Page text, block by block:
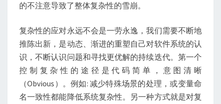
的不注意导致了整体复杂性的雪崩。
复杂性的应对永远不会是一劳永逸，我们需要不断地
推陈出新，是动态、渐进的重塑自己对软件系统的认
识，不断认识问题和寻找更优解的持续迭代。第一个
控制复杂性的途径是代码简单，意图清晰
（Obvious）。例如: 减少特殊场景的处理，或变量命
名一致性都能降低系统复杂性。另一种方式就是对复